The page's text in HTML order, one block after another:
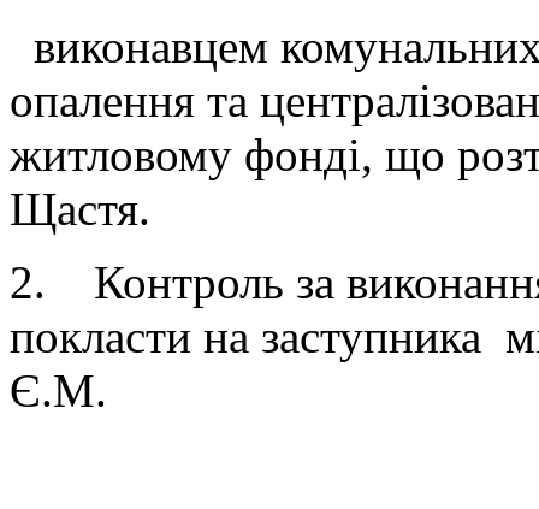
виконавцем
опалення та
житловому фонді, що
Щастя.
2. Контроль за
покласти на заступника
Є.М.